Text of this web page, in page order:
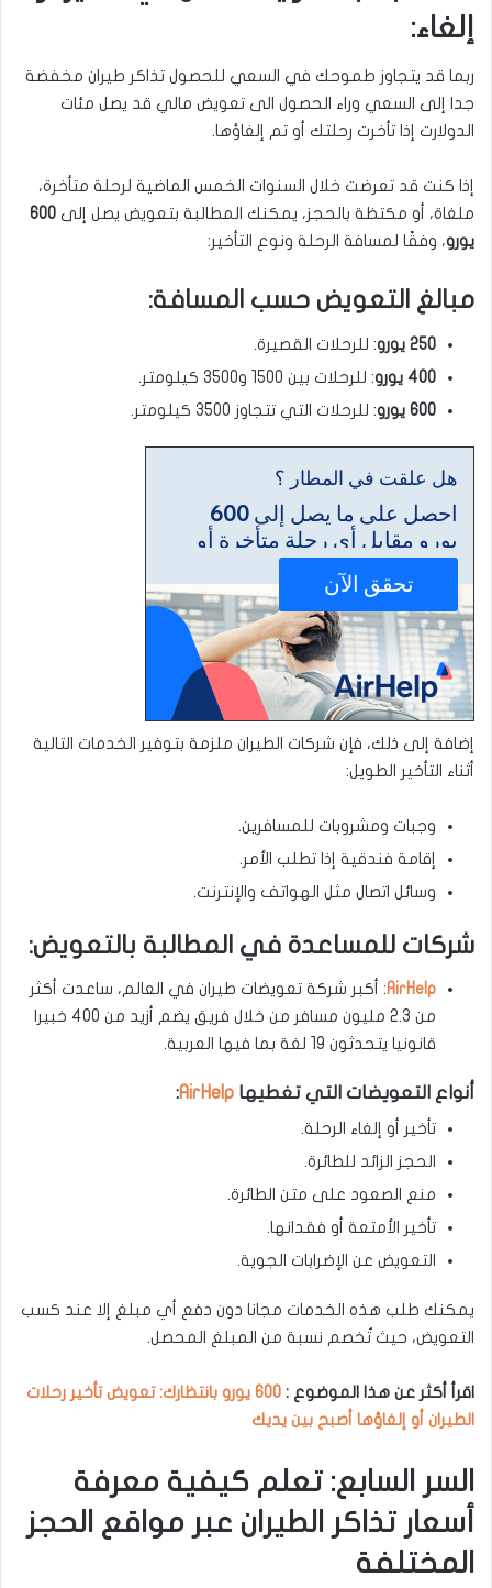
إلغاء:
ربما قد يتجاوز طموحك في السعي للحصول تذاكر طيران مخفضة
جدا إلى السعي وراء الحصول الى تعويض مالي قد يصل مئات
الدولارت إذا تأخرت رحلتك أو تم إلغاؤها.
إذا كنت قد تعرضت خلال السنوات الخمس الماضية لرحلة متأخرة،
ملغاة، أو مكتظة بالحجز، يمكنك المطالبة بتعويض يصل إلى 600
يورو، وفقًا لمسافة الرحلة ونوع التأخير:
مبالغ التعويض حسب المسافة:
250 يورو
: للرحلات القصيرة.
400 يورو
: للرحلات بين 1500 و3500 كيلومتر.
600 يورو
: للرحلات التي تتجاوز 3500 كيلومتر.
إضافة إلى ذلك، فإن شركات الطيران ملزمة بتوفير الخدمات التالية
أثناء التأخير الطويل:
وجبات ومشروبات للمسافرين.
إقامة فندقية إذا تطلب الأمر.
وسائل اتصال مثل الهواتف والإنترنت.
شركات للمساعدة في المطالبة بالتعويض:
AirHelp: أكبر شركة تعويضات طيران في العالم، ساعدت أكثر
من 2.3 مليون مسافر من خلال فريق يضم أزيد من 400 خبيرا
قانونيا يتحدثون 19 لغة بما فيها العربية.
أنواع التعويضات التي تغطيها AirHelp
:
تأخير أو إلغاء الرحلة.
الحجز الزائد للطائرة.
منع الصعود على متن الطائرة.
تأخير الأمتعة أو فقدانها.
التعويض عن الإضرابات الجوية.
يمكنك طلب هذه الخدمات مجانا دون دفع أي مبلغ إلا عند كسب
التعويض، حيث تُخصم نسبة من المبلغ المحصل.
اقرأ أكثر عن هذا الموضوع :
600 يورو بانتظارك: تعويض تأخير رحلات
الطيران أو إلغاؤها أصبح بين يديك
السر السابع: تعلم كيفية معرفة
أسعار تذاكر الطيران عبر مواقع الحجز
المختلفة